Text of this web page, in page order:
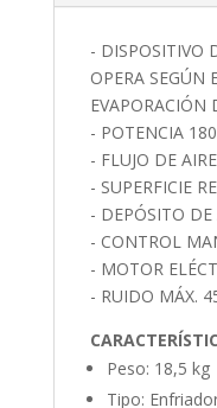
- DISPOSITIVO
OPERA SEGÚN
EVAPORACIÓN
- POTENCIA
- FLUJO DE
- SUPERFICIE
- DEPÓSITO DE
- CONTROL
- MOTOR
- RUIDO MÁX.
Peso: 18,5 kg
Tipo: